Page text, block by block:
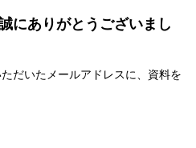
にありがとうございまし
だいたメールアドレスに、資料を